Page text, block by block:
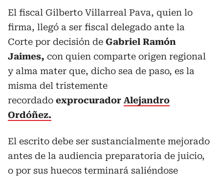
El fiscal Gilberto Villarreal Pava, quien lo
firma, llegó a ser fiscal delegado ante la
Corte por decisión de Gabriel Ramón
Jaimes, con quien comparte origen regional
y alma mater que, dicho sea de paso, es la
misma del tristemente
recordado exprocurador Alejandro
Ordóñez.
El escrito debe ser sustancialmente mejorado
antes de la audiencia preparatoria de juicio,
o por sus huecos terminará saliéndose